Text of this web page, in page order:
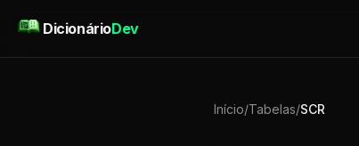
DicionárioDev
Início/Tabelas/SCR